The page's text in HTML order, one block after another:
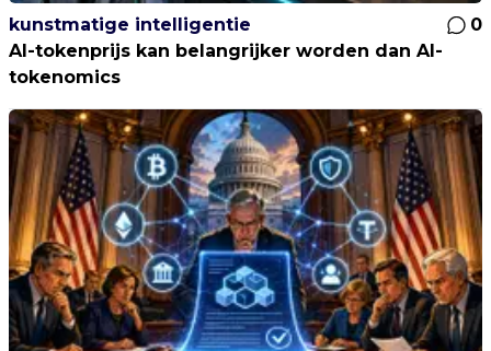
kunstmatige intelligentie
0
AI-tokenprijs kan belangrijker worden dan AI-
tokenomics